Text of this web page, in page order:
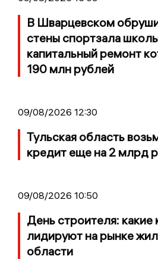
В Шварцевском
стены спортзала
капитальный ремонт
190 млн рублей
09/08/2026 12:30
Тульская область
кредит еще на 2 млрд
09/08/2026 10:50
День строителя: какие
лидируют на рынке
области